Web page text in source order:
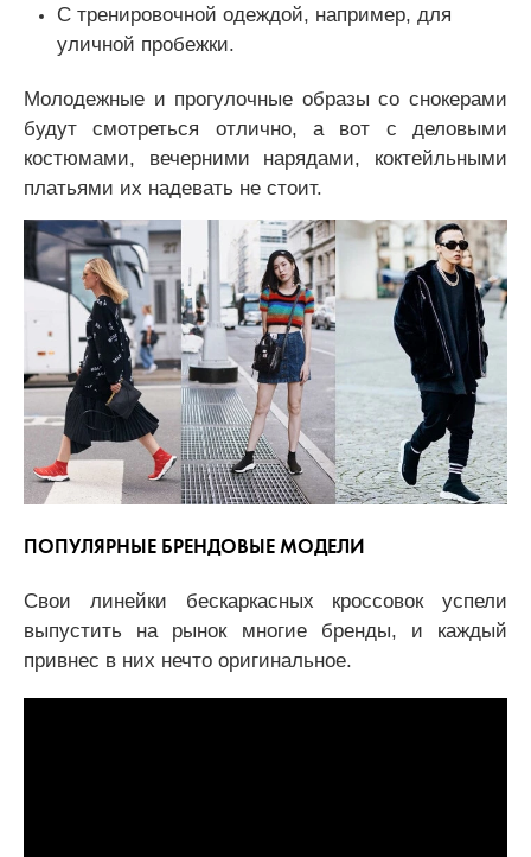
С тренировочной одеждой, например, для
уличной пробежки.
Молодежные и прогулочные образы со снокерами
будут смотреться отлично, а вот с деловыми
костюмами, вечерними нарядами, коктейльными
платьями их надевать не стоит.
ПОПУЛЯРНЫЕ БРЕНДОВЫЕ МОДЕЛИ
Свои линейки бескаркасных кроссовок успели
выпустить на рынок многие бренды, и каждый
привнес в них нечто оригинальное.